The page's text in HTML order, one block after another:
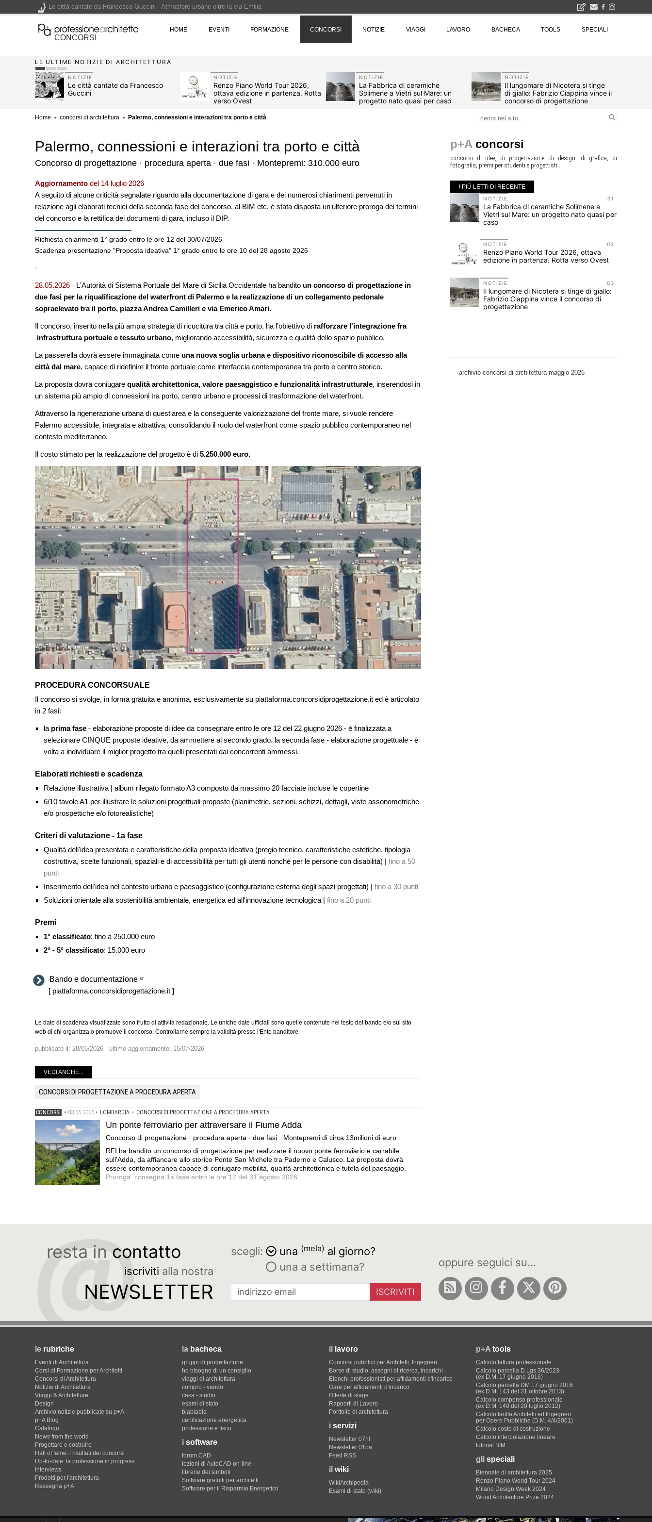
CONCORSI
HOME EVENTI FORMAZIONE CONCORSI NOTIZIE VIAGGI LAVORO BACHECA TOOLS SPECIALI
LE ULTIME NOTIZIE DI ARCHITETTURA
NOTIZIE
Le città cantate da Francesco
Guccini
NOTIZIE
Renzo Piano World Tour 2026,
ottava edizione in partenza. Rotta
verso Ovest
NOTIZIE
La Fabbrica di ceramiche
Solimene a Vietri sul Mare: un
progetto nato quasi per caso
NOTIZIE
Il lungomare di Nicotera si tinge
di giallo: Fabrizio Ciappina vince il
concorso di progettazione
Home ▪ concorsi di architettura ▪ Palermo, connessioni e interazioni tra porto e città
Palermo, connessioni e interazioni tra porto e città
Concorso di progettazione · procedura aperta · due fasi · Montepremi: 310.000 euro
Aggiornamento del 14 luglio 2026
A seguito di alcune criticità segnalate riguardo alla documentazione di gara e dei numerosi chiarimenti pervenuti in
relazione agli elaborati tecnici della seconda fase del concorso, al BIM etc, è stata disposta un'ulteriore proroga dei termini
del concorso e la rettifica dei documenti di gara, incluso il DIP.
Richiesta chiarimenti 1° grado entro le ore 12 del 30/07/2026
Scadenza presentazione "Proposta ideativa" 1° grado entro le ore 10 del 28 agosto 2026
·
28.05.2026 · L'Autorità di Sistema Portuale del Mare di Sicilia Occidentale ha bandito un concorso di progettazione in
due fasi per la riqualificazione del waterfront di Palermo e la realizzazione di un collegamento pedonale
sopraelevato tra il porto, piazza Andrea Camilleri e via Emerico Amari.
Il concorso, inserito nella più ampia strategia di ricucitura tra città e porto, ha l'obiettivo di rafforzare l'integrazione fra
infrastruttura portuale e tessuto urbano, migliorando accessibilità, sicurezza e qualità dello spazio pubblico.
La passerella dovrà essere immaginata come una nuova soglia urbana e dispositivo riconoscibile di accesso alla
città dal mare, capace di ridefinire il fronte portuale come interfaccia contemporanea tra porto e centro storico.
La proposta dovrà coniugare qualità architettonica, valore paesaggistico e funzionalità infrastrutturale, inserendosi in
un sistema più ampio di connessioni tra porto, centro urbano e processi di trasformazione del waterfront.
Attraverso la rigenerazione urbana di quest'area e la conseguente valorizzazione del fronte mare, si vuole rendere
Palermo accessibile, integrata e attrattiva, consolidando il ruolo del waterfront come spazio pubblico contemporaneo nel
contesto mediterraneo.
Il costo stimato per la realizzazione del progetto è di 5.250.000 euro.
PROCEDURA CONCORSUALE
Il concorso si svolge, in forma gratuita e anonima, esclusivamente su piattaforma.concorsidiprogettazione.it ed è articolato
in 2 fasi:
la prima fase - elaborazione proposte di idee da consegnare entro le ore 12 del 22 giugno 2026 - è finalizzata a
selezionare CINQUE proposte ideative, da ammettere al secondo grado. la seconda fase - elaborazione progettuale - è
volta a individuare il miglior progetto tra quelli presentati dai concorrenti ammessi.
Elaborati richiesti e scadenza
Relazione illustrativa | album rilegato formato A3 composto da massimo 20 facciate incluse le copertine
6/10 tavole A1 per illustrare le soluzioni progettuali proposte (planimetrie, sezioni, schizzi, dettagli, viste assonometriche
e/o prospettiche e/o fotorealistiche)
Criteri di valutazione - 1a fase
Qualità dell'idea presentata e caratteristiche della proposta ideativa (pregio tecnico, caratteristiche estetiche, tipologia
costruttiva, scelte funzionali, spaziali e di accessibilità per tutti gli utenti nonché per le persone con disabilità) | fino a 50
punti
Inserimento dell'idea nel contesto urbano e paesaggistico (configurazione esterna degli spazi progettati) | fino a 30 punti
Soluzioni orientale alla sostenibilità ambientale, energetica ed all'innovazione tecnologica | fino a 20 punti
Premi
1° classificato: fino a 250.000 euro
2° - 5° classificato: 15.000 euro
Bando e documentazione
[ piattaforma.concorsidiprogettazione.it ]
Le date di scadenza visualizzate sono frutto di attività redazionale. Le uniche date ufficiali sono quelle contenute nel testo del bando e/o sul sito
web di chi organizza o promuove il concorso. Controllarne sempre la validità presso l'Ente banditore.
pubblicato il: 28/05/2026 - ultimo aggiornamento: 15/07/2026
VEDI ANCHE...
CONCORSI DI PROGETTAZIONE A PROCEDURA APERTA
CONCORSI • 03.06.2026 • LOMBARDIA • CONCORSI DI PROGETTAZIONE A PROCEDURA APERTA
Un ponte ferroviario per attraversare il Fiume Adda
Concorso di progettazione · procedura aperta · due fasi · Montepremi di circa 13milioni di euro
RFI ha bandito un concorso di progettazione per realizzare il nuovo ponte ferroviario e carrabile
sull'Adda, da affiancare allo storico Ponte San Michele tra Paderno e Calusco. La proposta dovrà
essere contemporanea capace di coniugare mobilità, qualità architettonica e tutela del paesaggio.
Proroga: consegna 1a fase entro le ore 12 del 31 agosto 2026
p+A concorsi
concorsi di idee, di progettazione, di design, di grafica, di
fotografia, premi per studenti e progettisti..
I PIÙ LETTI DI RECENTE
07
EVENTI
Con Carlo Scarpa lungo l'Italia: tre
appuntamenti tra Palermo, Verona e
Venezia
Riforma delle professioni, ok al Senato:
09
UP-TO-DATE
L'Agenzia del Demanio lancia gare per
accordi quadro da 219 milioni per servizi
di architettura
EVENTI
Città Osmotiche: la rigenerazione urbana
EVENTI
Osteria dell'Architetto a Marmomac con i
fondatori di EMBT, Park, CZA e
01
NOTIZIE
La Fabbrica di ceramiche Solimene a
Vietri sul Mare: un progetto nato quasi per
caso
02
NOTIZIE
Renzo Piano World Tour 2026, ottava
edizione in partenza. Rotta verso Ovest
03
NOTIZIE
Il lungomare di Nicotera si tinge di giallo:
Fabrizio Ciappina vince il concorso di
progettazione
archivio concorsi di architettura maggio 2026
resta in contatto
iscriviti alla nostra
NEWSLETTER
scegli: una (mela) al giorno?
una a settimana?
ISCRIVITI
oppure seguici su...
le rubriche
Eventi di Architettura
Corsi di Formazione per Architetti
Concorsi di Architettura
Notizie di Architettura
Viaggi & Architetture
Design
Archivio notizie pubblicate su p+A
p+A Blog
Catalogo
News from the world
Progettare e costruire
Hall of fame. i risultati dei concorsi
Up-to-date: la professione in progress
Interviews
Prodotti per l'architettura
Rassegna p+A
la bacheca
gruppi di progettazione
ho bisogno di un consiglio
viaggi di architettura
compro - vendo
casa - studio
esami di stato
blablabla
certificazione energetica
professione e fisco
i software
forum CAD
lezioni di AutoCAD on-line
librerie dei simboli
Software gratuiti per architetti
Software per il Risparmio Energetico
il lavoro
Concorsi pubblici per Architetti, Ingegneri
Borse di studio, assegni di ricerca, incarichi
Elenchi professionisti per affidamenti d'incarico
Gare per affidamenti d'incarico
Offerte di stage
Rapporti di Lavoro
Portfolio di architettura
i servizi
Newsletter 07nl
Newsletter 01pa
Feed RSS
il wiki
WikiArchipedia
Esami di stato (wiki)
p+A tools
Calcolo fattura professionale
Calcolo parcella D.Lgs.36/2023
(ex D.M. 17 giugno 2016)
Calcolo parcella DM 17 giugno 2016
(ex D.M. 143 del 31 ottobre 2013)
Calcolo compenso professionale
(ex D.M. 140 del 20 luglio 2012)
Calcolo tariffa Architetti ed Ingegneri
per Opere Pubbliche (D.M. 4/4/2001)
Calcolo costo di costruzione
Calcolo interpolazione lineare
tutorial BIM
gli speciali
Biennale di architettura 2025
Renzo Piano World Tour 2024
Milano Design Week 2024
Wood Architecture Prize 2024
Le città cantate da Francesco Guccini - Atmosfere urbane oltre la via Emilia
200 manifesti per i 200 anni di Carlo Collodi, creatore di Pinocchio - Call di grafica promossa dal Museo MAGMA per la realizzazione di una mostra